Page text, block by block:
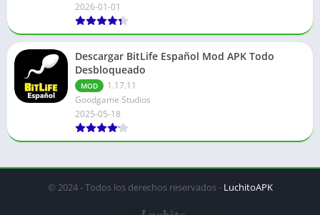
2026-01-01
Descargar BitLife Español Mod APK Todo
Desbloqueado
MOD
1.17.11
Goodgame Studios
2025-05-18
© 2024 - Todos los derechos reservados - LuchitoAPK